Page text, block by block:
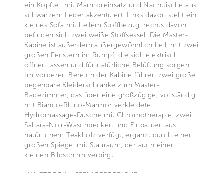
ein Kopfteil mit Marmoreinsatz und Nachttische aus
schwarzem Leder akzentuiert. Links davon steht ein
kleines Sofa mit hellem Stoffbezug, rechts davon
befinden sich zwei weiße Stoffsessel. Die Master-
Kabine ist außerdem außergewöhnlich hell, mit zwei
großen Fenstern im Rumpf, die sich elektrisch
öffnen lassen und für natürliche Belüftung sorgen.
Im vorderen Bereich der Kabine führen zwei große
begehbare Kleiderschränke zum Master-
Badezimmer, das über eine großzügige, vollständig
mit Bianco-Rhino-Marmor verkleidete
Hydromassage-Dusche mit Chromotherapie, zwei
Sahara-Noir-Waschbecken und Einbauten aus
natürlichem Teakholz verfügt, ergänzt durch einen
großen Spiegel mit Stauraum, der auch einen
kleinen Bildschirm verbirgt.